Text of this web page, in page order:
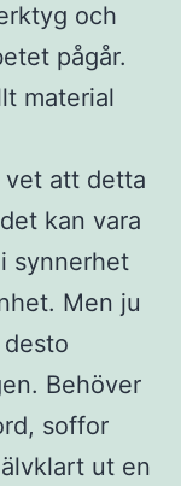
och
pågår.
material
vet att detta
kan vara
synnerhet
Men ju
Behöver
soffor
ut en